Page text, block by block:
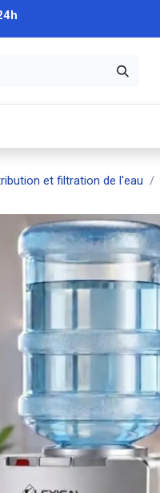
À DÉCOUVRIR
et filtration de l'eau